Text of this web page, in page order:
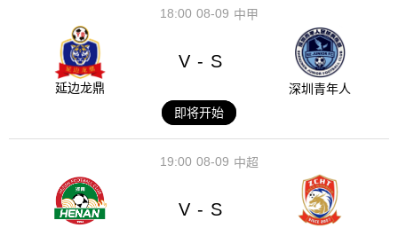
08-09
18:00 中甲
延边龙鼎
V - S
深圳青年人
即将开始
08-09
19:00 中超
V - S